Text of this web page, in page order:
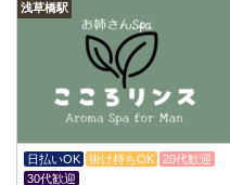
浅草橋駅
日払いOK 掛け持ちOK
20代歓迎
30代歓迎